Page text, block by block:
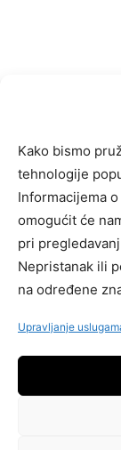
Kako bismo
tehnologije
Informacijema
omogućit će
pri
Nepristanak ili
na određene
Upravljanje
ZIC d.o.o. |